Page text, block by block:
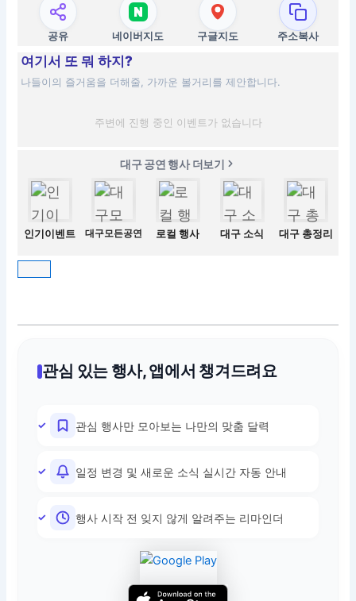
공유 네이버지도 구글지도 주소복사
여기서 또 뭐 하지?
나들이의 즐거움을 더해줄, 가까운 볼거리를 제안합니다.
주변에 진행 중인 이벤트가 없습니다
대구 공연 행사 더보기
인기이벤트 대구모든공연 로컬 행사 대구 소식 대구 총정리
관심 있는 행사, 앱에서 챙겨드려요
관심 행사만 모아보는 나만의 맞춤 달력
일정 변경 및 새로운 소식 실시간 자동 안내
행사 시작 전 잊지 않게 알려주는 리마인더